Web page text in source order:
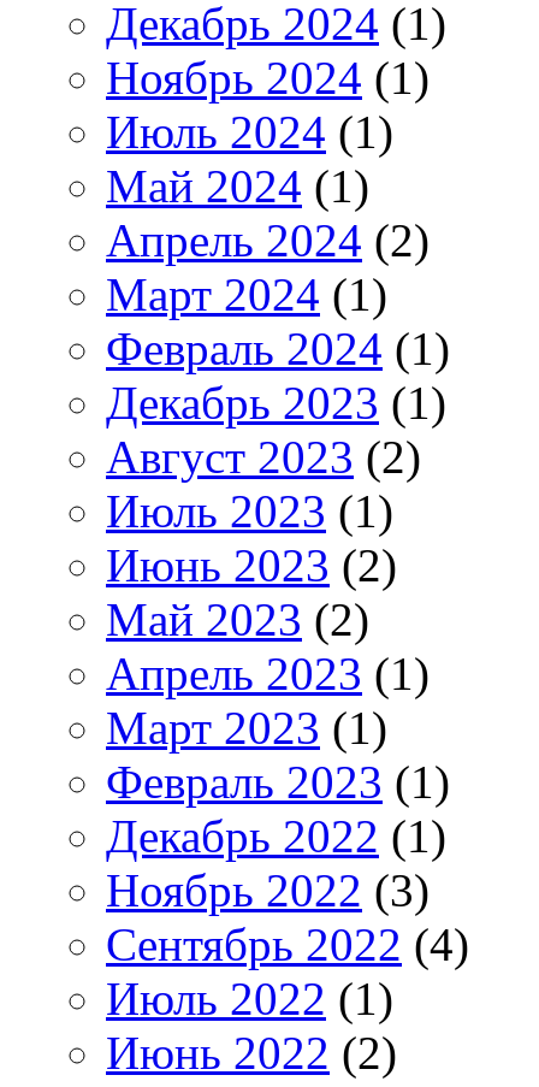
Декабрь 2024 (1)
Ноябрь 2024 (1)
Июль 2024 (1)
Май 2024 (1)
Апрель 2024 (2)
Март 2024 (1)
Февраль 2024 (1)
Декабрь 2023 (1)
Август 2023 (2)
Июль 2023 (1)
Июнь 2023 (2)
Май 2023 (2)
Апрель 2023 (1)
Март 2023 (1)
Февраль 2023 (1)
Декабрь 2022 (1)
Ноябрь 2022 (3)
Сентябрь 2022 (4)
Июль 2022 (1)
Июнь 2022 (2)